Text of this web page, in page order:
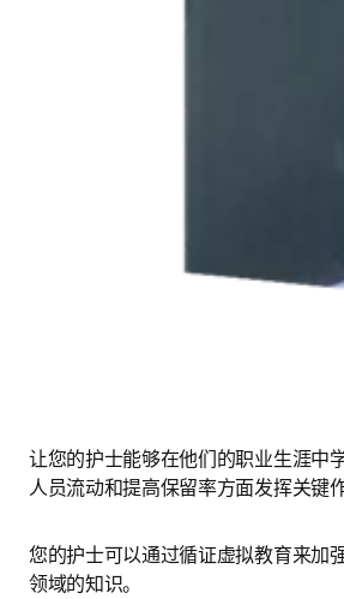
让您的护士能够在他们的职业生涯中
人员流动和提高保留率方面发挥关键
您的护士可以通过循证虚拟教育来加
领域的知识。